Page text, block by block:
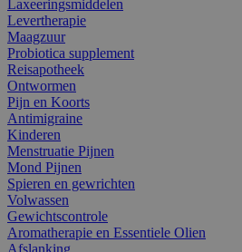
Laxeeringsmiddelen
Levertherapie
Maagzuur
Probiotica supplement
Reisapotheek
Ontwormen
Pijn en Koorts
Antimigraine
Kinderen
Menstruatie Pijnen
Mond Pijnen
Spieren en gewrichten
Volwassen
Gewichtscontrole
Aromatherapie en Essentiele Olien
Afslanking